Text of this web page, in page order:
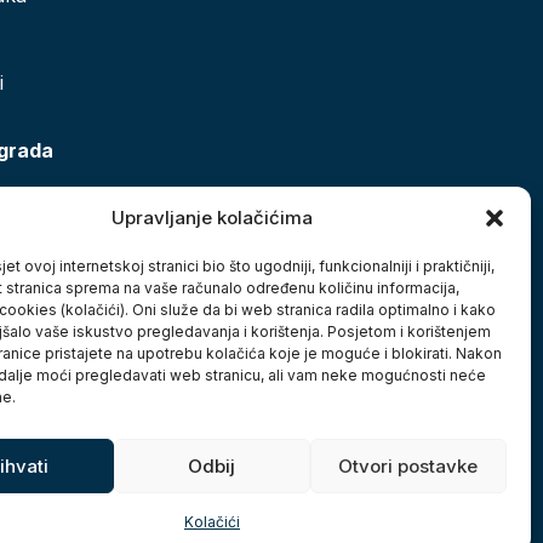
Upravljanje kolačićima
ovoj internetskoj stranici bio što ugodniji, funkcionalniji i praktičniji,
stranica sprema na vaše računalo određenu količinu informacija,
(kolačići). Oni služe da bi web stranica radila optimalno i kako
vaše iskustvo pregledavanja i korištenja. Posjetom i korištenjem
pristajete na upotrebu kolačića koje je moguće i blokirati. Nakon
moći pregledavati web stranicu, ali vam neke mogućnosti neće
Odbij Otvori postavke
Kolačići